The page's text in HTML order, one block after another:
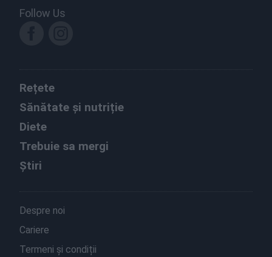
Follow Us
Rețete
Sănătate și nutriție
Diete
Trebuie sa mergi
Știri
Despre noi
Cariere
Termeni și condiții